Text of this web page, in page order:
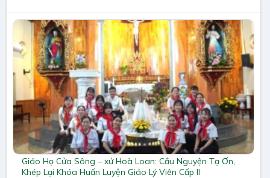
Giáo Họ Cửa Sông – xứ Hoà Loan: Cầu Nguyện Tạ Ơn,
Khép Lại Khóa Huấn Luyện Giáo Lý Viên Cấp II